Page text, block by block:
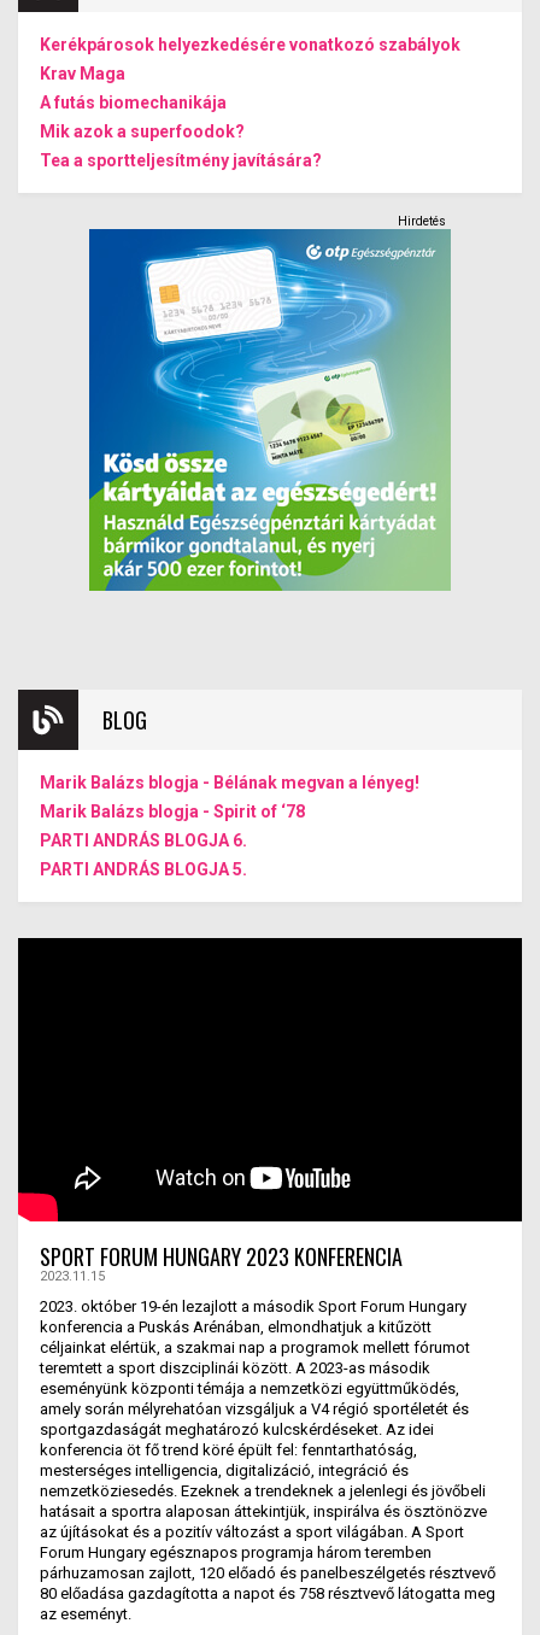
Kerékpárosok helyezkedésére vonatkozó szabályok
Krav Maga
A futás biomechanikája
Mik azok a superfoodok?
Tea a sportteljesítmény javítására?
Hirdetés
BLOG
Marik Balázs blogja - Bélának megvan a lényeg!
Marik Balázs blogja - Spirit of ‘78
PARTI ANDRÁS BLOGJA 6.
PARTI ANDRÁS BLOGJA 5.
SPORT FORUM HUNGARY 2023 KONFERENCIA
2023.11.15
2023. október 19-én lezajlott a második Sport Forum Hungary
konferencia a Puskás Arénában, elmondhatjuk a kitűzött
céljainkat elértük, a szakmai nap a programok mellett fórumot
teremtett a sport diszciplinái között. A 2023-as második
eseményünk központi témája a nemzetközi együttműködés,
amely során mélyrehatóan vizsgáljuk a V4 régió sportéletét és
sportgazdaságát meghatározó kulcskérdéseket. Az idei
konferencia öt fő trend köré épült fel: fenntarthatóság,
mesterséges intelligencia, digitalizáció, integráció és
nemzetköziesedés. Ezeknek a trendeknek a jelenlegi és jövőbeli
hatásait a sportra alaposan áttekintjük, inspirálva és ösztönözve
az újításokat és a pozitív változást a sport világában. A Sport
Forum Hungary egésznapos programja három teremben
párhuzamosan zajlott, 120 előadó és panelbeszélgetés résztvevő
80 előadása gazdagította a napot és 758 résztvevő látogatta meg
az eseményt.